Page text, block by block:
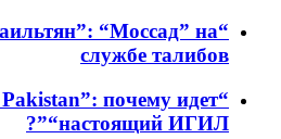
“Моссад” на
службе талибов
Pakistan”: почему идет
“настоящий ИГИЛ”?